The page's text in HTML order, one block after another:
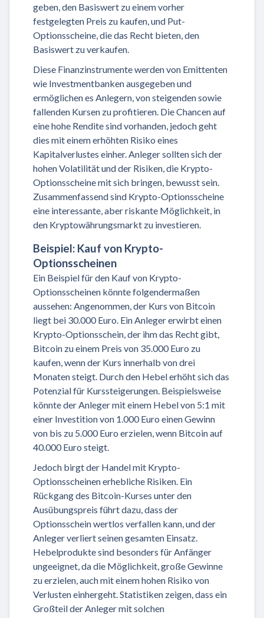
geben, den Basiswert zu einem vorher
festgelegten Preis zu kaufen, und Put-
Optionsscheine, die das Recht bieten, den
Basiswert zu verkaufen.
Diese Finanzinstrumente werden von Emittenten
wie Investmentbanken ausgegeben und
ermöglichen es Anlegern, von steigenden sowie
fallenden Kursen zu profitieren. Die Chancen auf
eine hohe Rendite sind vorhanden, jedoch geht
dies mit einem erhöhten Risiko eines
Kapitalverlustes einher. Anleger sollten sich der
hohen Volatilität und der Risiken, die Krypto-
Optionsscheine mit sich bringen, bewusst sein.
Zusammenfassend sind Krypto-Optionsscheine
eine interessante, aber riskante Möglichkeit, in
den Kryptowährungsmarkt zu investieren.
Beispiel: Kauf von Krypto-
Optionsscheinen
Ein Beispiel für den Kauf von Krypto-
Optionsscheinen könnte folgendermaßen
aussehen: Angenommen, der Kurs von Bitcoin
liegt bei 30.000 Euro. Ein Anleger erwirbt einen
Krypto-Optionsschein, der ihm das Recht gibt,
Bitcoin zu einem Preis von 35.000 Euro zu
kaufen, wenn der Kurs innerhalb von drei
Monaten steigt. Durch den Hebel erhöht sich das
Potenzial für Kurssteigerungen. Beispielsweise
könnte der Anleger mit einem Hebel von 5:1 mit
einer Investition von 1.000 Euro einen Gewinn
von bis zu 5.000 Euro erzielen, wenn Bitcoin auf
40.000 Euro steigt.
Jedoch birgt der Handel mit Krypto-
Optionsscheinen erhebliche Risiken. Ein
Rückgang des Bitcoin-Kurses unter den
Ausübungspreis führt dazu, dass der
Optionsschein wertlos verfallen kann, und der
Anleger verliert seinen gesamten Einsatz.
Hebelprodukte sind besonders für Anfänger
ungeeignet, da die Möglichkeit, große Gewinne
zu erzielen, auch mit einem hohen Risiko von
Verlusten einhergeht. Statistiken zeigen, dass ein
Großteil der Anleger mit solchen